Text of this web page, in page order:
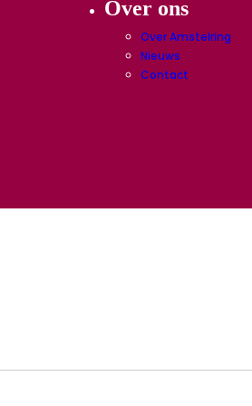
Over ons
Over Amstelring
Nieuws
Contact